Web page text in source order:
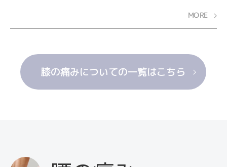
らで効果が得られなくなったり症状の悪化が見ら
れたりすると、手術療法を検討することが一般的
を埋める「第3の治療法」として注目されていま
す。治療しているけどなかなか良くならない、手
術を勧められているけれど、できれば避けたい。
MORE
膝の痛みについての一覧はこちら